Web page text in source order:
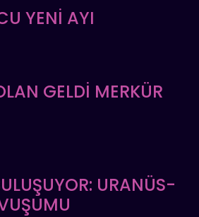
YENİ AYI
GELDİ MERKÜR
URANÜS-